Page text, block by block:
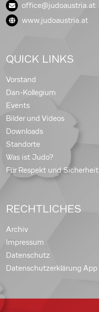
office@judoaustria.at
www.judoaustria.at
QUICK LINKS
Vorstand
Dan-Kollegium
Events
Bilder und Videos
Downloads
Standorte
Was ist Judo?
Für Respekt und Sicherheit
RECHTLICHES
Archiv
Impressum
Datenschutz
Datenschutzerklärung App